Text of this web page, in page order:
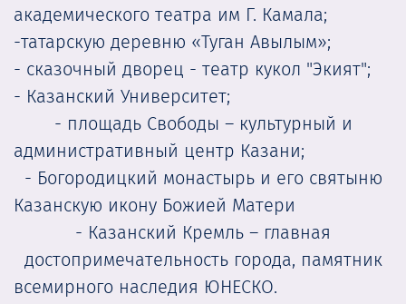
академического театра им Г. Камала;
-татарскую деревню «Туган Авылым»;
- сказочный дворец - театр кукол "Экият";
- Казанский Университет;
- площадь Свободы – культурный и
административный центр Казани;
- Богородицкий монастырь и его святыню
Казанскую икону Божией Матери
- Казанский Кремль – главная
достопримечательность города, памятник
всемирного наследия ЮНЕСКО.